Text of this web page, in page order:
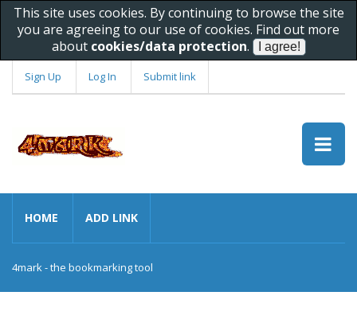
This site uses cookies. By continuing to browse the site
you are agreeing to our use of cookies. Find out more
about cookies/data protection.
Sign Up Log In Submit link
HOME ADD LINK
4mark - the bookmarking tool